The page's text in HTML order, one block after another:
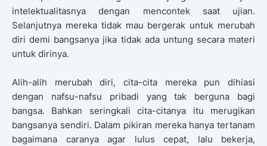
intelektualitasnya dengan mencontek saat ujian.
Selanjutnya mereka tidak mau bergerak untuk merubah
diri demi bangsanya jika tidak ada untung secara materi
untuk dirinya.
Alih-alih merubah diri, cita-cita mereka pun dihiasi
dengan nafsu-nafsu pribadi yang tak berguna bagi
bangsa. Bahkan seringkali cita-citanya itu merugikan
bangsanya sendiri. Dalam pikiran mereka hanya tertanam
bagaimana caranya agar lulus cepat, lalu bekerja,